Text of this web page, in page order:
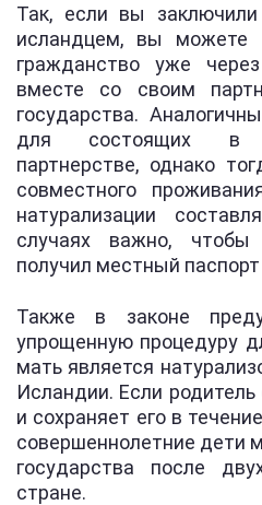
Так, если вы
исландцем, вы можете
гражданство уже
вместе со своим
государства.
для состоящих в
партнерстве, однако
совместного
натурализации
случаях важно, чтобы
получил местный
Также в законе
упрощенную процедуру
мать является
Исландии. Если
и сохраняет его в
совершеннолетние дети
государства после
стране.